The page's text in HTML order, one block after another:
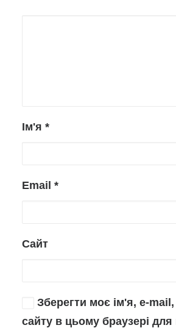
Ім'я *
Email *
Сайт
Зберегти моє ім'я, e-
сайту в цьому браузері для